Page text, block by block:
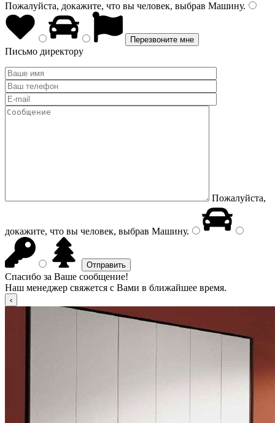
Пожалуйста, докажите, что вы человек, выбрав Машину.
Письмо директору
Пожалуйста,
докажите, что вы человек, выбрав Машину.
Спасибо за Ваше сообщение!
Наш менеджер свяжется с Вами в ближайшее время.